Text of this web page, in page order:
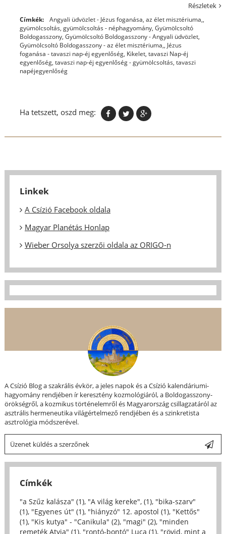
Részletek
Címkék: Angyali üdvözlet - Jézus foganása, az élet misztériuma,,
gyümölcsoltás, gyümölcsoltás - néphagyomány, Gyümölcsoltó
Boldogasszony, Gyümölcsoltó Boldogasszony - Angyali üdvözlet,
Gyümölcsoltó Boldogasszony - az élet misztériuma,, Jézus
foganása - tavaszi nap-éj egyenlőség, Kikelet, tavaszi Nap-éj
egyenlőség, tavaszi nap-éj egyenlőség - gyümölcsoltás, tavaszi
napéjegyenlőség
Ha tetszett, oszd meg:
Linkek
A Csízió Facebook oldala
Magyar Planétás Honlap
Wieber Orsolya szerzői oldala az ORIGO-n
A Csízió Blog a szakrális évkör, a jeles napok és a Csízió kalendáriumi-
hagyomány rendjében ír keresztény kozmológiáról, a Boldogasszony-
örökségről, a kozmikus történelemről és Magyarország csillagzatáról az
asztrális hermeneutika világértelmező rendjében és a szinkretista
asztrológia módszerével.
Üzenet küldés a szerzőnek
Címkék
"a Szűz kalásza" (1), "A világ kereke", (1), "bika-szarv"
(1), "Egyenes út" (1), "hiányzó" 12. apostol (1), "Kettős"
(1), "Kis kutya" - "Canikula" (2), "magi" (2), "minden
remeték Atyja" (1), "rontó-bontó" Luca (1), "rövid, mint a